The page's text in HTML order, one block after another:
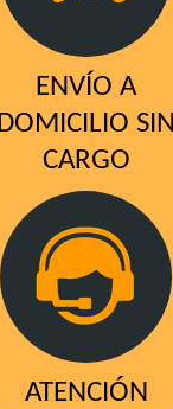
ENVÍO A
DOMICILIO SIN
CARGO
ATENCIÓN